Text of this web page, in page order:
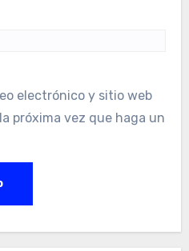
electrónico y sitio web
próxima vez que haga un